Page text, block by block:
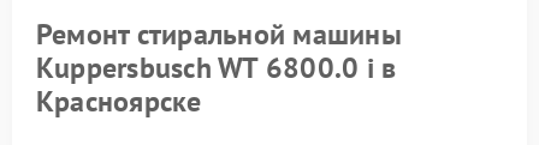
Ремонт стиральной машины
Kuppersbusch WT 6800.0 i в
Красноярске